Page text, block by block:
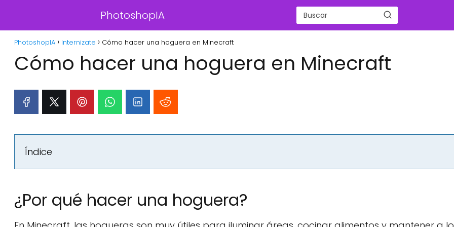
PhotoshopIA
PhotoshopIA Internizate Cómo hacer una hoguera en Minecraft
Cómo hacer una hoguera en Minecraft
Índice
¿Por qué hacer una hoguera?